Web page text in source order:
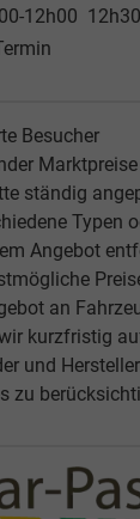
12h00
Besucher
ständig
Typen
Angebot
an
kurzfristig
und
zu